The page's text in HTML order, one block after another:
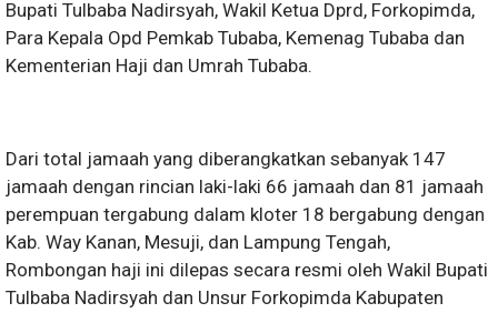
Bupati Tulbaba Nadirsyah, Wakil Ketua Dprd, Forkopimda,
Para Kepala Opd Pemkab Tubaba, Kemenag Tubaba dan
Kementerian Haji dan Umrah Tubaba.
Dari total jamaah yang diberangkatkan sebanyak 147
jamaah dengan rincian laki-laki 66 jamaah dan 81 jamaah
perempuan tergabung dalam kloter 18 bergabung dengan
Kab. Way Kanan, Mesuji, dan Lampung Tengah,
Rombongan haji ini dilepas secara resmi oleh Wakil Bupati
Tulbaba Nadirsyah dan Unsur Forkopimda Kabupaten